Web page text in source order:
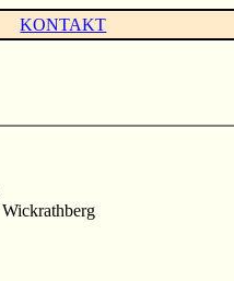
KONTAKT
Wickrathberg